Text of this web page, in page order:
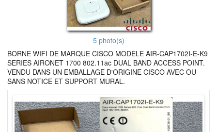
5 photo(s)
BORNE WIFI DE MARQUE CISCO MODELE AIR-CAP1702I-E-K9
SERIES AIRONET 1700 802.11ac DUAL BAND ACCESS POINT.
VENDU DANS UN EMBALLAGE D'ORIGINE CISCO AVEC OU
SANS NOTICE ET SUPPORT MURAL.